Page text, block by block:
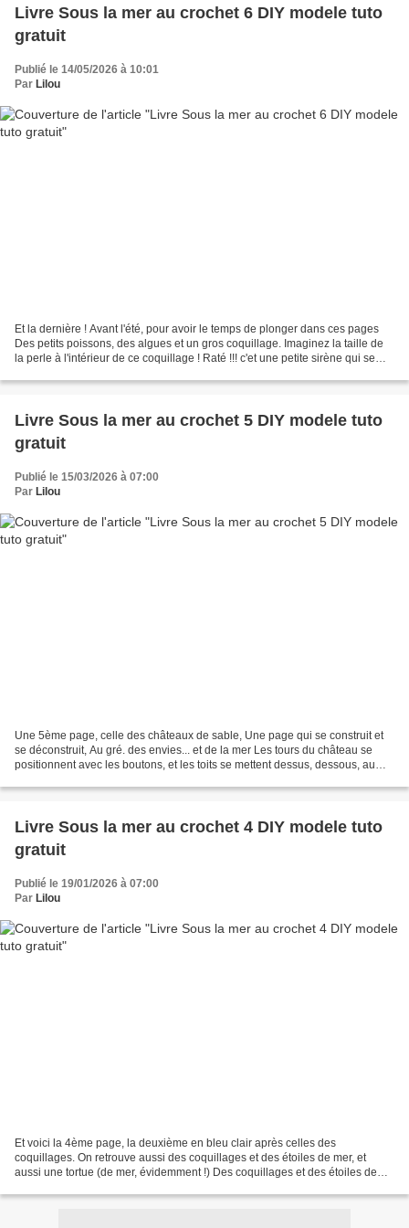
Livre Sous la mer au crochet 6 DIY modele tuto
gratuit
Publié le 14/05/2026 à 10:01
Par Lilou
Et la dernière ! Avant l'été, pour avoir le temps de plonger dans ces pages
Des petits poissons, des algues et un gros coquillage. Imaginez la taille de
la perle à l'intérieur de ce coquillage ! Raté !!! c'et une petite sirène qui se
Livre Sous la mer au crochet 5 DIY modele tuto
gratuit
Publié le 15/03/2026 à 07:00
Par Lilou
Une 5ème page, celle des châteaux de sable, Une page qui se construit et
se déconstruit, Au gré. des envies... et de la mer Les tours du château se
positionnent avec les boutons, et les toits se mettent dessus, dessous, au
Livre Sous la mer au crochet 4 DIY modele tuto
gratuit
Publié le 19/01/2026 à 07:00
Par Lilou
Et voici la 4ème page, la deuxième en bleu clair après celles des
coquillages. On retrouve aussi des coquillages et des étoiles de mer, et
aussi une tortue (de mer, évidemment !) Des coquillages et des étoiles de